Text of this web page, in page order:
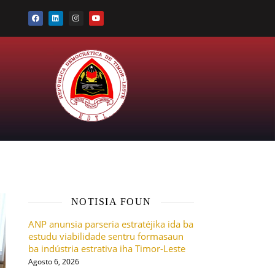
NOTISIA FOUN
ANP anunsia parseria estratéjika ida ba
estudu viabilidade sentru formasaun
ba indústria estrativa iha Timor-Leste
Agosto 6, 2026